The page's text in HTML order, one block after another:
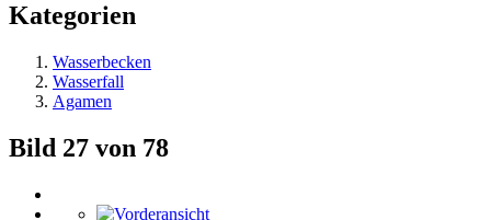
Kategorien
Wasserbecken
Wasserfall
Agamen
Bild 27 von 78